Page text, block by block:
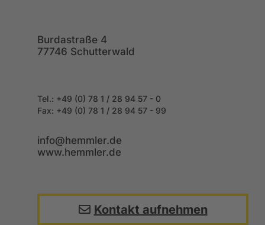
Burdastraße 4
77746 Schutterwald
Tel.: +49 (0) 78 1 / 28 94 57 - 0
Fax: +49 (0) 78 1 / 28 94 57 - 99
info@hemmler.de
www.hemmler.de
Kontakt aufnehmen